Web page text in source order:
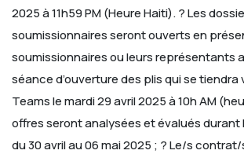
2025 à 11h59 PM (Heure Haiti).? Les
soumissionnaires seront ouverts en
soumissionnaires ou leurs représentants
séance d’ouverture des plis qui se
Teams le mardi 29 avril 2025 à 10h AM
offres seront analysées et évalués durant
du 30 avril au 06 mai 2025 ; ? Le/s